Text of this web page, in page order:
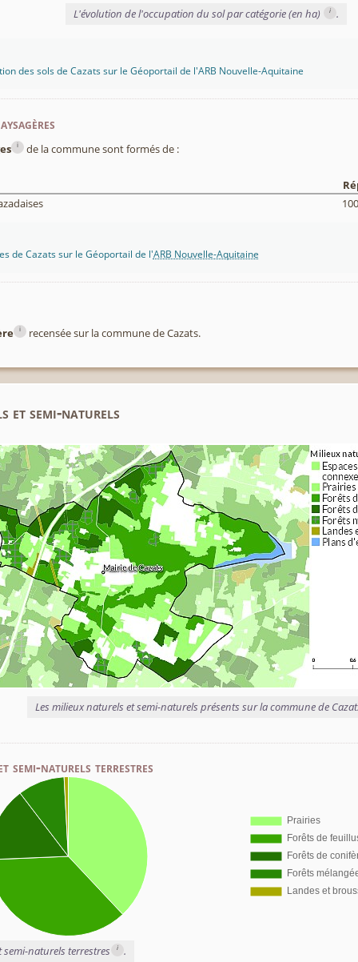
L'évolution de l'occupation du sol par catégorie (en ha) i .
des sols de Cazats sur le Géoportail de l'ARB Nouvelle-Aquitaine
i de la commune sont formés de :
de Cazats sur le Géoportail de l'ARB Nouvelle-Aquitaine
i recensée sur la commune de Cazats.
et semi-naturels
Les milieux naturels et semi-naturels présents sur la commune de
semi-naturels terrestres
semi-naturels terrestres i .